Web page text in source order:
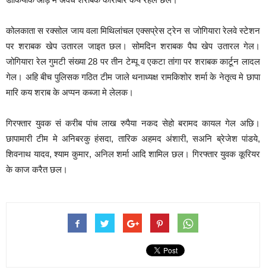
कोलकाता स रक्सोल जाय वला मिथिलांचल एक्सप्रेस ट्रेन स जोगियारा रेलवे स्टेशन
पर शराबक खेप उतारल जाइत छल। सोमदिन शराबक पैघ खेप उतारल गेल।
जोगियारा रेल गुमटी संख्या 28 पर तीन टेम्पू व एकटा तांगा पर शराबक कार्टून लादल
गेल। अहि बीच पुलिसक गठित टीम जाले थनाध्यक्ष रामकिशोर शर्मा के नेतृत्व मे छापा
मारि कय शराब के अप्पन कब्जा मे लेलक।
गिरफ्तार युवक सं करीब पांच लाख रुपैया नकद सेहो बरामद कायल गेल अछि।
छापामारी टीम मे अनिबरकु हंसदा, तारिक अहमद अंशारी, सअनि ब्रेजेश पांडये,
शिवनाथ यादव, श्याम कुमार, अनिल शर्मा आदि शामिल छल। गिरफ्तार युवक कूरियर
के काज करैत छल।